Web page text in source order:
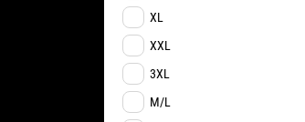
XL
XXL
3XL
M/L